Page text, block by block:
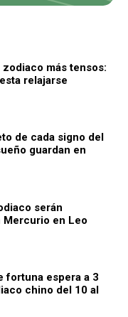
más tensos:
relajarse
de cada signo del
guardan en
serán
en Leo
fortuna espera a 3
chino del 10 al